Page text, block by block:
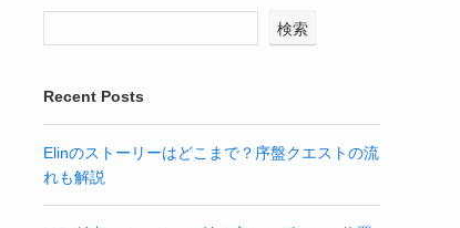
検索
Recent Posts
Elinのストーリーはどこまで？序盤クエストの流
れも解説